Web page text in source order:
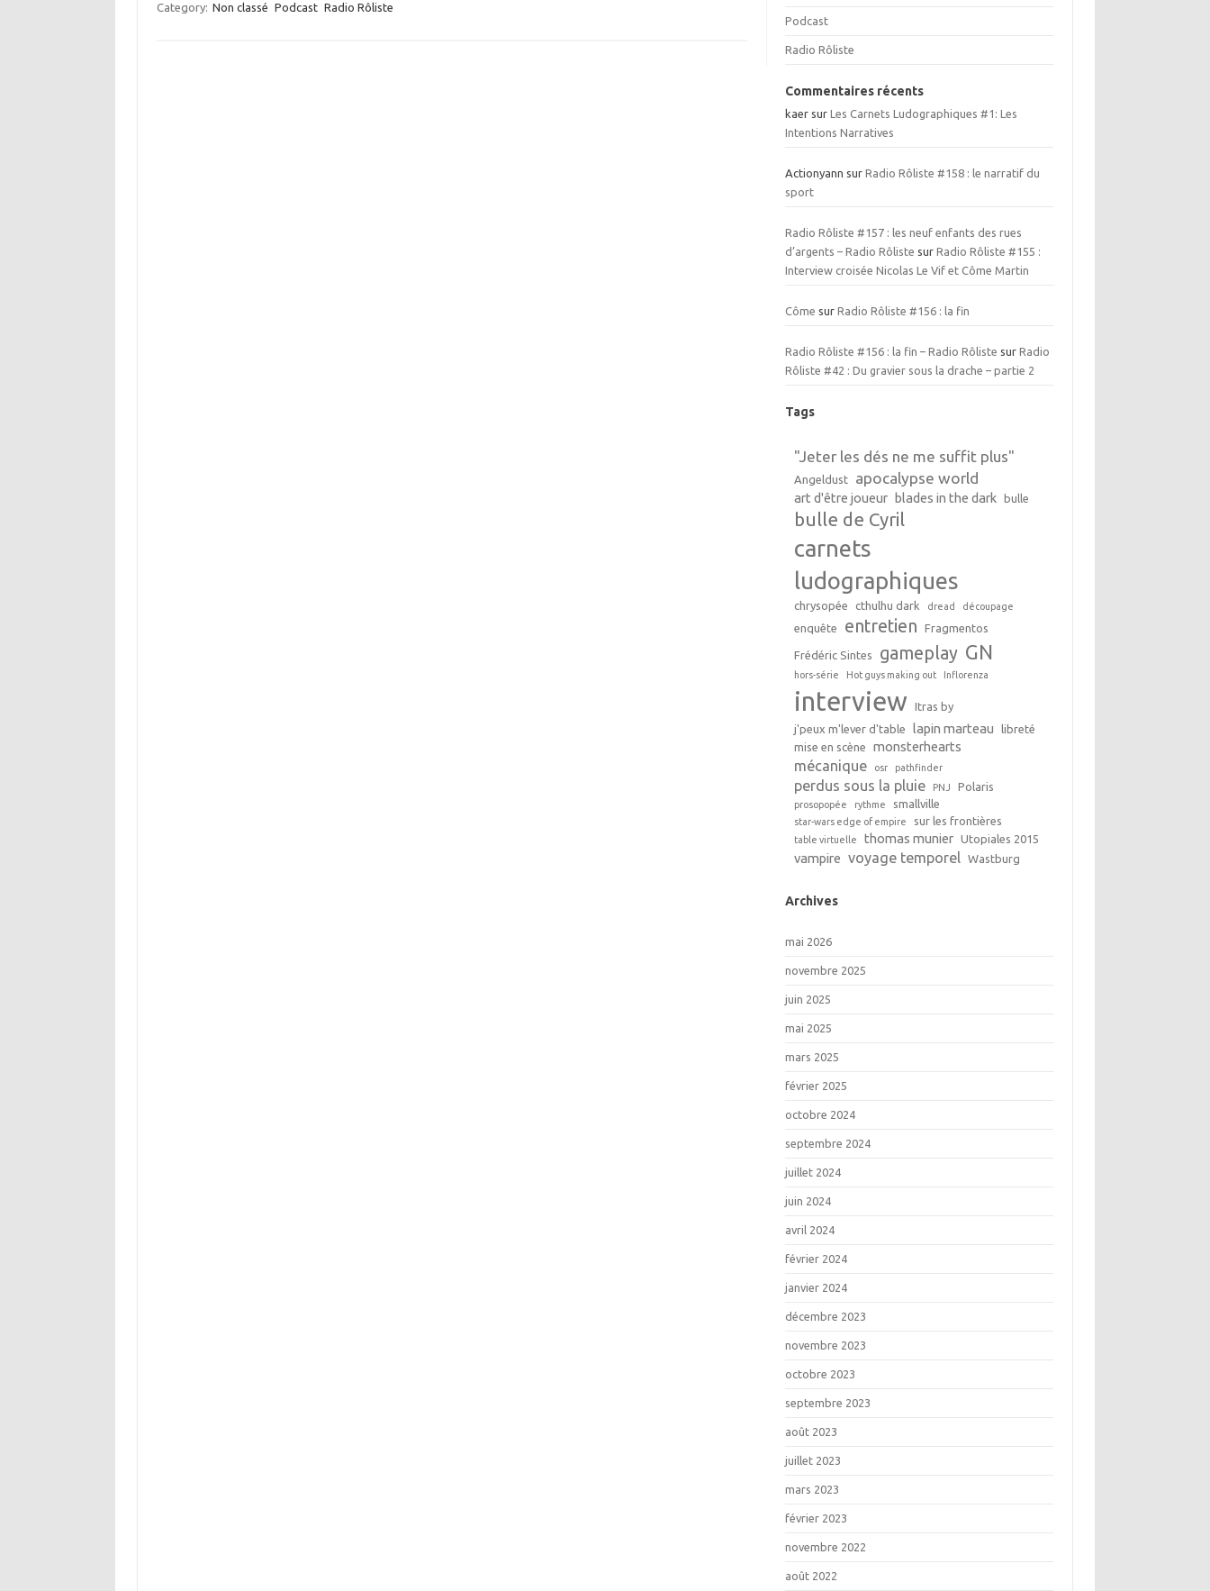
Category: Non classé Podcast Radio Rôliste
Podcast
Radio Rôliste
Commentaires récents
kaer surLes Carnets Ludographiques #1: Les
Intentions Narratives
Actionyann surRadio Rôliste #158 : le narratif du
sport
Radio Rôliste #157 : les neuf enfants des rues
d’argents – Radio Rôliste surRadio Rôliste #155 :
Interview croisée Nicolas Le Vif et Côme Martin
Côme surRadio Rôliste #156 : la fin
Radio Rôliste #156 : la fin – Radio Rôliste surRadio
Rôliste #42 : Du gravier sous la drache – partie 2
Tags
"Jeter les dés ne me suffit plus"
Angeldust apocalypse world
art d'être joueur blades in the dark bulle
bulle de Cyril
carnets
ludographiques
chrysopée cthulhu dark dread découpage
enquête entretien Fragmentos
Frédéric Sintes gameplay GN
hors-série Hot guys making out Inflorenza
interview
Itras by
j'peux m'lever d'table
lapin marteau
libreté
mise en scène
monsterhearts
mécanique osr pathfinder
perdus sous la pluie PNJ Polaris
prosopopée rythme smallville
star-wars edge of empire sur les frontières
table virtuelle thomas munier Utopiales 2015
vampire voyage temporel Wastburg
Archives
mai 2026
novembre 2025
juin 2025
mai 2025
mars 2025
février 2025
octobre 2024
septembre 2024
juillet 2024
juin 2024
avril 2024
février 2024
janvier 2024
décembre 2023
novembre 2023
octobre 2023
septembre 2023
août 2023
juillet 2023
mars 2023
février 2023
novembre 2022
août 2022